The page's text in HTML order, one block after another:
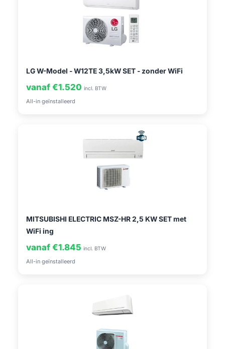
LG W-Model - W12TE 3,5kW SET - zonder WiFi
vanaf €1.520 incl. BTW
All-in geïnstalleerd
MITSUBISHI ELECTRIC MSZ-HR 2,5 KW SET met
WiFi ing
vanaf €1.845 incl. BTW
All-in geïnstalleerd